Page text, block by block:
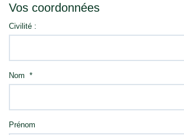
Vos coordonnées
Civilité :
Nom *
Prénom